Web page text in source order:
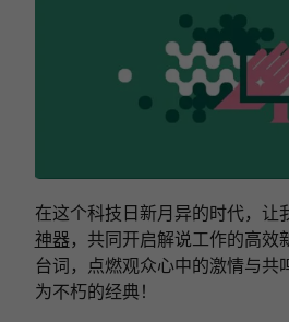
在这个科技日新月异的时代，让
神器 ，共同开启解说工作的高效
台词，点燃观众心中的激情与共
为不朽的经典！